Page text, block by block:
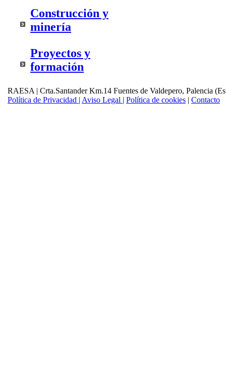
Construcción y
minería
Proyectos y
formación
RAESA | Crta.Santander Km.14 Fuentes de Valdepero, Palencia
Política de Privacidad | Aviso Legal | Política de cookies | Contacto